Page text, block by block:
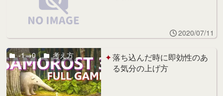
2020/07/11
落ち込んだ時に即効性のあ
る気分の上げ方
-1→0 考え方